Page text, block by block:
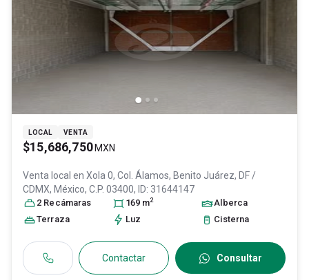
LOCAL VENTA
$15,686,750 MXN
Venta local en Xola 0, Col. Álamos, Benito Juárez, DF /
CDMX, México, C.P. 03400, ID: 31644147
2 Recámaras 169 m2
Alberca
Terraza
Luz Cisterna
Contactar Consultar